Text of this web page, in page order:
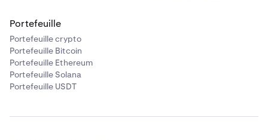
Portefeuille
Portefeuille crypto
Portefeuille Bitcoin
Portefeuille Ethereum
Portefeuille Solana
Portefeuille USDT